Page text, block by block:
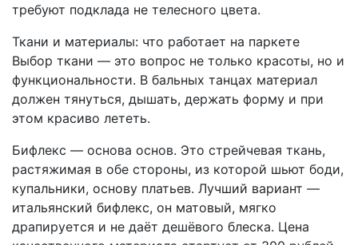
требуют подклада не телесного цвета.
Ткани и материалы: что работает на паркете
Выбор ткани — это вопрос не только красоты, но и
функциональности. В бальных танцах материал
должен тянуться, дышать, держать форму и при
этом красиво лететь.
Бифлекс — основа основ. Это стрейчевая ткань,
растяжимая в обе стороны, из которой шьют боди,
купальники, основу платьев. Лучший вариант —
итальянский бифлекс, он матовый, мягко
драпируется и не даёт дешёвого блеска. Цена